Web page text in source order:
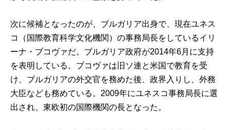
次に候補となったのが、ブルガリア出身で、現在ユネス
コ（国際教育科学文化機関）の事務局長をしているイリ
ーナ・ブコヴァだ。ブルガリア政府が2014年6月に支持
を表明している。ブコヴァは旧ソ連と米国で教育を受
け、ブルガリアの外交官を務めた後、政界入りし、外務
大臣なども務めている。2009年にユネスコ事務局長に選
出され、東欧初の国際機関の長となった。